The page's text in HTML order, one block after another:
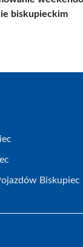
biskupieckim
Biskupiec